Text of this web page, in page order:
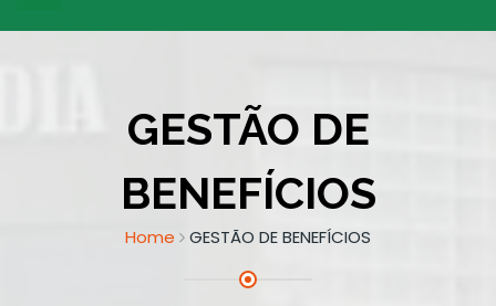
GESTÃO DE
BENEFÍCIOS
Home GESTÃO DE BENEFÍCIOS